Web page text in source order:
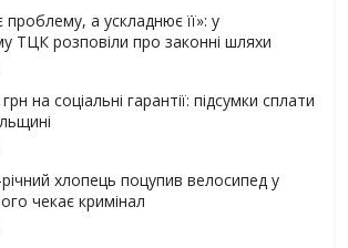
проблему, а ускладнює її»: у
ТЦК розповіли про законні шляхи
на соціальні гарантії: підсумки сплати
хлопець поцупив велосипед у
чекає кримінал